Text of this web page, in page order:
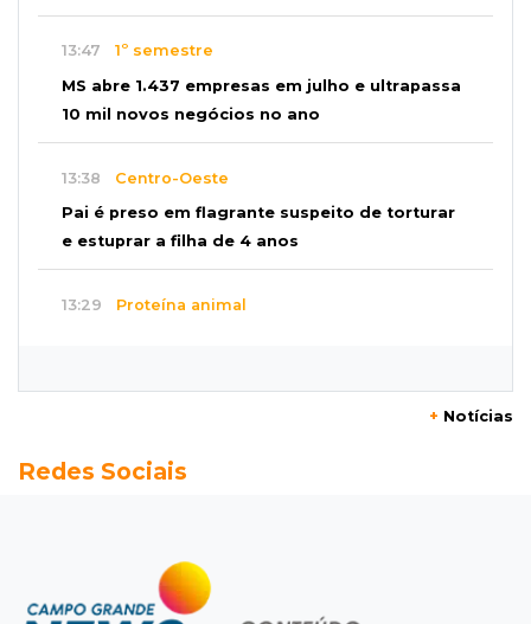
13:47 1º semestre
MS abre 1.437 empresas em julho e ultrapassa
10 mil novos negócios no ano
13:38 Centro-Oeste
Pai é preso em flagrante suspeito de torturar
e estuprar a filha de 4 anos
13:29 Proteína animal
Exportações de Campo Grande batem
Adolescente apreendido
Menino de 11 anos queimado pode precisar de
+ Notícias
Redes Sociais